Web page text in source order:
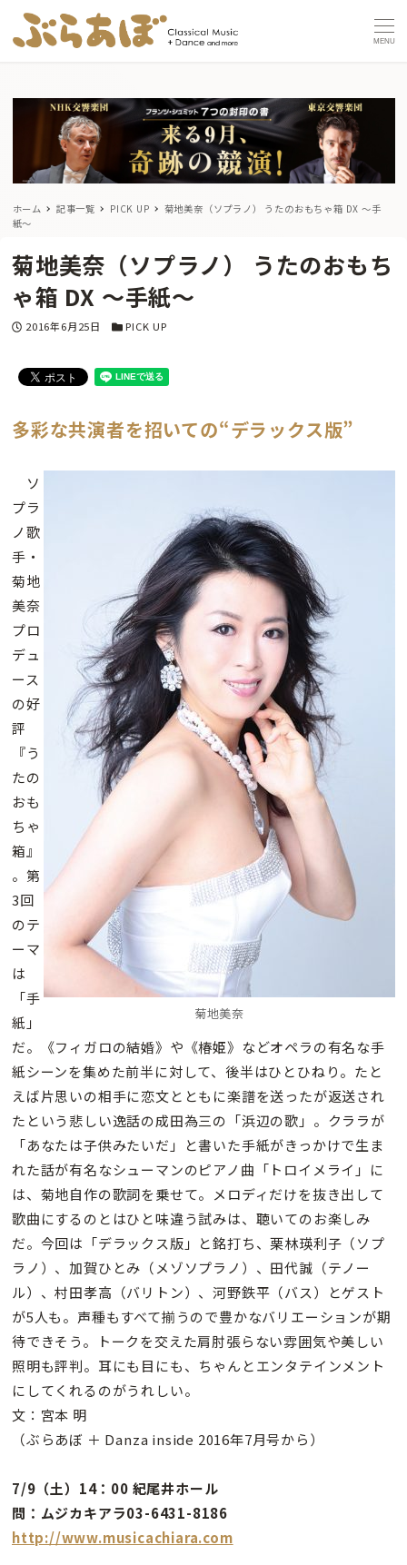
MENU
ホーム 記事一覧 PICK UP
菊地美奈（ソプラノ） うたのおもちゃ箱 DX 〜手
紙〜
菊地美奈（ソプラノ） うたのおもち
ゃ箱 DX 〜手紙〜
投稿日
2016年6月25日 カテゴリー
PICK UP
多彩な共演者を招いての“デラックス版”
菊地美奈
ソ
プラ
ノ歌
手・
菊地
美奈
プロ
デュ
ース
の好
評
『う
たの
おも
ちゃ
箱』
。第
3回
のテ
ーマ
は
「手
紙」
だ。《フィガロの結婚》や《椿姫》などオペラの有名な手
紙シーンを集めた前半に対して、後半はひとひねり。たと
えば片思いの相手に恋文とともに楽譜を送ったが返送され
たという悲しい逸話の成田為三の「浜辺の歌」。クララが
「あなたは子供みたいだ」と書いた手紙がきっかけで生ま
れた話が有名なシューマンのピアノ曲「トロイメライ」に
は、菊地自作の歌詞を乗せて。メロディだけを抜き出して
歌曲にするのとはひと味違う試みは、聴いてのお楽しみ
だ。今回は「デラックス版」と銘打ち、栗林瑛利子（ソプ
ラノ）、加賀ひとみ（メゾソプラノ）、田代誠（テノー
ル）、村田孝高（バリトン）、河野鉄平（バス）とゲスト
が5人も。声種もすべて揃うので豊かなバリエーションが期
待できそう。トークを交えた肩肘張らない雰囲気や美しい
照明も評判。耳にも目にも、ちゃんとエンタテインメント
にしてくれるのがうれしい。
文：宮本 明
（ぶらあぼ ＋ Danza inside 2016年7月号から）
7/9（土）14：00 紀尾井ホール
問：ムジカキアラ03-6431-8186
http://www.musicachiara.com